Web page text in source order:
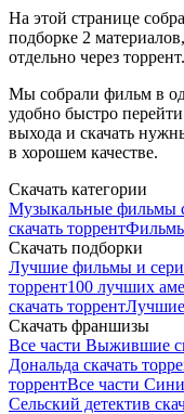
На этой странице
подборке 2
отдельно через торрент.
Мы собрали фильм в
удобно быстро
выхода и скачать
в хорошем качестве.
Скачать категории
Музыкальные фильмы
скачать торрентФильмы
Скачать подборки
Лучшие фильмы и
торрент100 лучших
скачать торрентЛучшие
Скачать франшизы
Все части Выжившие
Дональда скачать
торрентВсе части
Сельский детектив